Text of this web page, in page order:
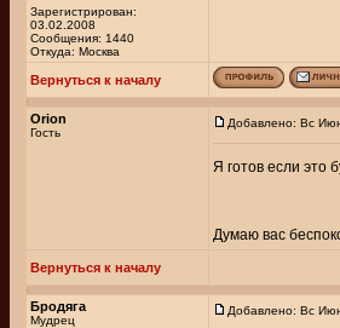
Зарегистрирован:
03.02.2008
Сообщения: 1440
Откуда: Москва
Вернуться к началу
Orion
Гость
Добавлено: Вс
Я готов если это
Думаю вас
Вернуться к началу
Бродяга
Мудрец
Добавлено: Вс